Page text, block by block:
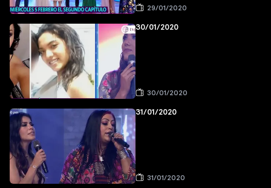
29/01/2020
30/01/2020
30/01/2020
31/01/2020
31/01/2020